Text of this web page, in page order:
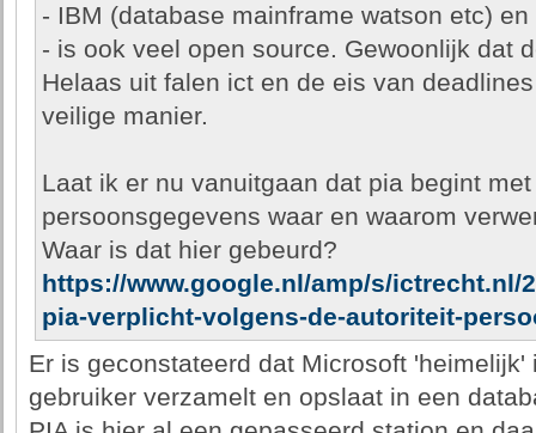
- IBM (database mainframe watson etc) en
- is ook veel open source. Gewoonlijk dat
Helaas uit falen ict en de eis van
veilige manier.
Laat ik er nu vanuitgaan dat pia begint
persoonsgegevens waar en waarom
Waar is dat hier gebeurd?
https://www.google.nl/amp/s/ictrecht.nl/
pia-verplicht-volgens-de-autoriteit-
Er is geconstateerd dat Microsoft
gebruiker verzamelt en opslaat in een